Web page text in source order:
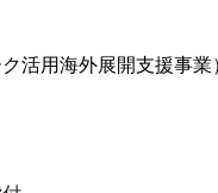
活用海外展開支援事業